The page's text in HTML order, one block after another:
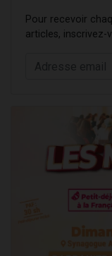
Pour recevoir
articles, inscrivez-